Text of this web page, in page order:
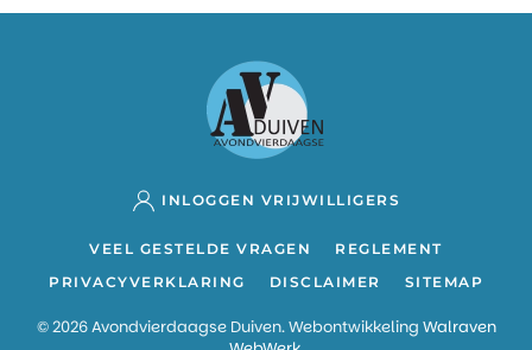
INLOGGEN VRIJWILLIGERS
VEEL GESTELDE VRAGEN
REGLEMENT
PRIVACYVERKLARING
DISCLAIMER SITEMAP
©2026Avondvierdaagse Duiven. Webontwikkeling Walraven